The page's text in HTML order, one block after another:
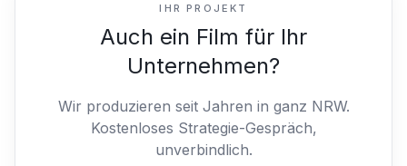
IHR PROJEKT
Auch ein Film für Ihr
Unternehmen?
Wir produzieren seit Jahren in ganz NRW.
Kostenloses Strategie-Gespräch,
unverbindlich.